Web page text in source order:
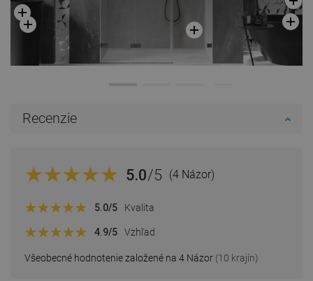
Recenzie
5.0/5 (4 Názor)
Všeobecné hodnotenie založené na 4 Názor (10 krajín)
5.0/5 Kvalita
4.9/5 Vzhľad